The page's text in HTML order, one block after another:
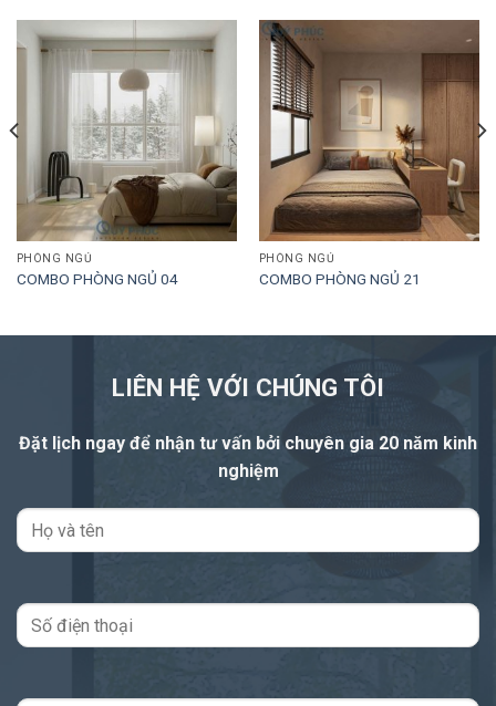
PHÒNG NGỦ
COMBO PHÒNG NGỦ 04
PHÒNG NGỦ
COMBO PHÒNG NGỦ 21
LIÊN HỆ VỚI CHÚNG TÔI
Đặt lịch ngay để nhận tư vấn bởi chuyên gia 20 năm kinh
nghiệm